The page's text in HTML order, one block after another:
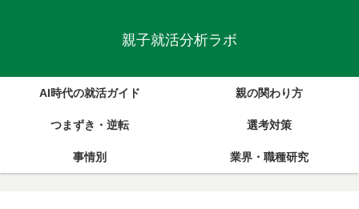
親子就活分析ラボ
AI時代の就活ガイド 親の関わり方
つまずき・逆転 選考対策
事情別 業界・職種研究